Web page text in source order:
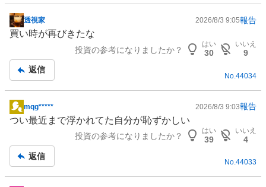
掲
示
事
透視家 2026/8/3 9:05報告
買い時が再びきたな
投資の参考になりましたか？
はい
30
いいえ
9
返信
No. 44034
掲
示
事
mqg***** 2026/8/3 9:03報告
つい最近まで浮かれてた自分が恥ずかしい
投資の参考になりましたか？
はい
39
いいえ
4
返信
No.44033